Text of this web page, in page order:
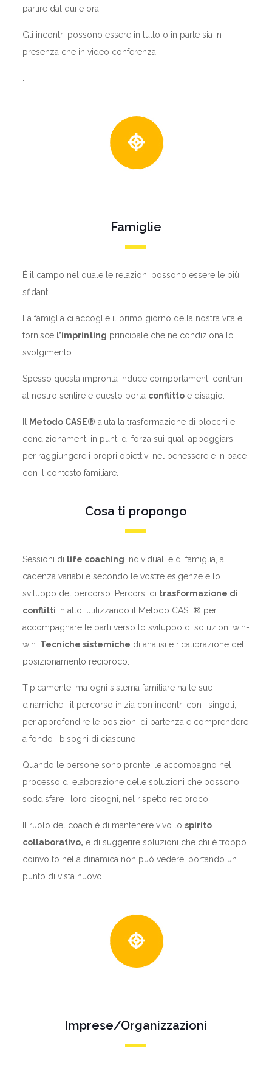
partire dal qui e ora.
Gli incontri possono essere in tutto o in parte sia in
presenza che in video conferenza.
Famiglie
È il campo nel quale le relazioni possono essere le più
sfidanti.
La famiglia ci accoglie il primo giorno della nostra vita e
fornisce l’imprinting principale che ne condiziona lo
svolgimento.
Spesso questa impronta induce comportamenti contrari
al nostro sentire e questo porta conflittoe disagio.
Metodo CASE® aiuta la trasformazione di blocchi e
condizionamenti in punti di forza sui quali appoggiarsi
per raggiungere i propri obiettivi nel benessere e in pace
con il contesto familiare.
Cosa ti propongo
Sessioni di life coaching individuali e di famiglia, a
cadenza variabile secondo le vostre esigenze e lo
sviluppo del percorso. Percorsi di trasformazione di
conflitti in atto, utilizzando il Metodo CASE® per
accompagnare le parti verso lo sviluppo di soluzioni win-
win. Tecniche sistemiche di analisi e ricalibrazione del
posizionamento reciproco.
Tipicamente, ma ogni sistema familiare ha le sue
dinamiche, il percorso inizia con incontri con i singoli,
per approfondire le posizioni di partenza e comprendere
a fondo i bisogni di ciascuno.
Quando le persone sono pronte, le accompagno nel
processo di elaborazione delle soluzioni che possono
soddisfare i loro bisogni, nel rispetto reciproco.
Il ruolo del coach è di mantenere vivo lo spirito
collaborativo, e di suggerire soluzioni che chi è troppo
coinvolto nella dinamica non può vedere, portando un
punto di vista nuovo.
Imprese/Organizzazioni